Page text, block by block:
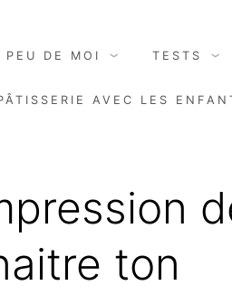
PEU DE MOI TESTS
AVEC LES
ton